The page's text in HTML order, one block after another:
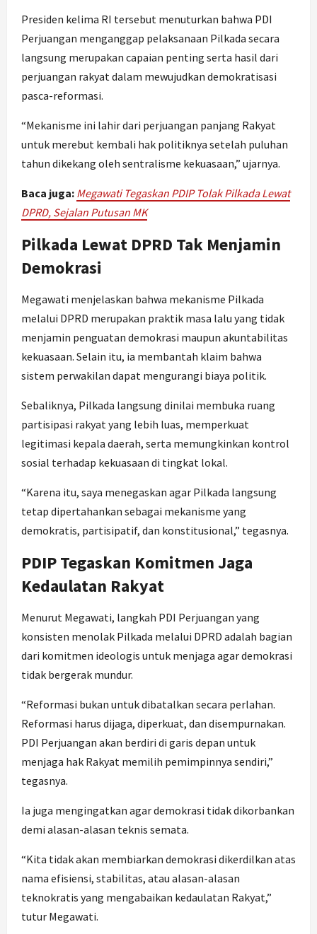
Presiden kelima RI tersebut menuturkan bahwa PDI
Perjuangan menganggap pelaksanaan Pilkada secara
langsung merupakan capaian penting serta hasil dari
perjuangan rakyat dalam mewujudkan demokratisasi
pasca-reformasi.
“Mekanisme ini lahir dari perjuangan panjang Rakyat
untuk merebut kembali hak politiknya setelah puluhan
tahun dikekang oleh sentralisme kekuasaan,” ujarnya.
Baca juga: Megawati Tegaskan PDIP Tolak Pilkada Lewat
DPRD, Sejalan Putusan MK
Pilkada Lewat DPRD Tak Menjamin
Demokrasi
Megawati menjelaskan bahwa mekanisme Pilkada
melalui DPRD merupakan praktik masa lalu yang tidak
menjamin penguatan demokrasi maupun akuntabilitas
kekuasaan. Selain itu, ia membantah klaim bahwa
sistem perwakilan dapat mengurangi biaya politik.
Sebaliknya, Pilkada langsung dinilai membuka ruang
partisipasi rakyat yang lebih luas, memperkuat
legitimasi kepala daerah, serta memungkinkan kontrol
sosial terhadap kekuasaan di tingkat lokal.
“Karena itu, saya menegaskan agar Pilkada langsung
tetap dipertahankan sebagai mekanisme yang
demokratis, partisipatif, dan konstitusional,” tegasnya.
PDIP Tegaskan Komitmen Jaga
Kedaulatan Rakyat
Menurut Megawati, langkah PDI Perjuangan yang
konsisten menolak Pilkada melalui DPRD adalah bagian
dari komitmen ideologis untuk menjaga agar demokrasi
tidak bergerak mundur.
“Reformasi bukan untuk dibatalkan secara perlahan.
Reformasi harus dijaga, diperkuat, dan disempurnakan.
PDI Perjuangan akan berdiri di garis depan untuk
menjaga hak Rakyat memilih pemimpinnya sendiri,”
tegasnya.
Ia juga mengingatkan agar demokrasi tidak dikorbankan
demi alasan-alasan teknis semata.
“Kita tidak akan membiarkan demokrasi dikerdilkan atas
nama efisiensi, stabilitas, atau alasan-alasan
teknokratis yang mengabaikan kedaulatan Rakyat,”
tutur Megawati.